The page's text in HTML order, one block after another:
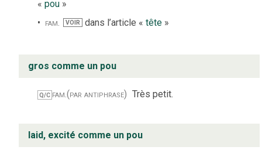
« pou »
fam.
VOIR dans l’article « tête»
gros comme un pou
Q/C fam.(par antiphrase) Très petit.
laid, excité comme un pou